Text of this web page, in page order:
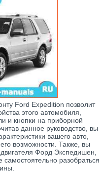
Ford Expedition позволит
этого автомобиля,
и кнопки на приборной
данное руководство, вы
вашего авто,
возможности. Также, вы
Форд Экспедишен,
самостоятельно разобраться